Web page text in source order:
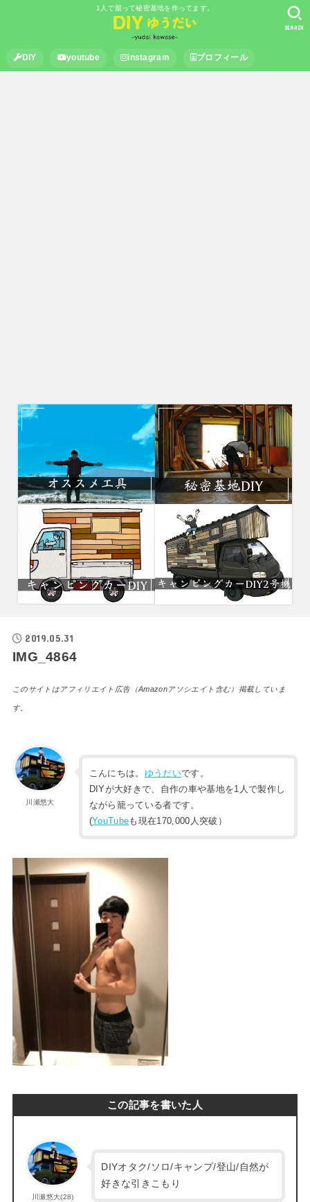
1人で籠って秘密基地を作ってます。
DIY youtube instagram プロフィール
SEARCH
2019.05.31
IMG_4864
このサイトはアフィリエイト広告（Amazonアソシエイト含む）掲載していま
す。
川瀬悠大
こんにちは。 ゆうだいです。
DIYが大好きで、自作の車や基地を1人で製作し
ながら籠っている者です。
(YouTubeも現在170,000人突破）
この記事を書いた人
川瀬悠大(28)
DIYオタク/ソロ/キャンプ/登山/自然が
好きな引きこもり